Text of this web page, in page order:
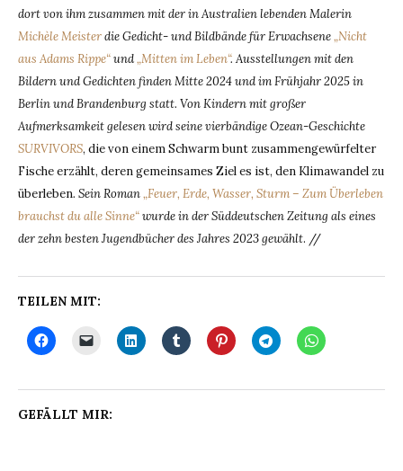
dort von ihm zusammen mit der in Australien lebenden Malerin
Michèle Meisterdie Gedicht- und Bildbände für Erwachsene„Nicht
aus Adams Rippe“und„Mitten im Leben“. Ausstellungen mit den
Bildern und Gedichten finden Mitte 2024 und im Frühjahr 2025 in
Berlin und Brandenburg statt. Von Kindern mit großer
Aufmerksamkeit gelesen wird seine vierbändige Ozean-Geschichte
SURVIVORS, die von einem Schwarm bunt zusammengewürfelter
Fische erzählt, deren gemeinsames Ziel es ist, den Klimawandel zu
überleben. Sein Roman„Feuer, Erde, Wasser, Sturm – Zum Überleben
brauchst du alle Sinne“wurde in der Süddeutschen Zeitung als eines
der zehn besten Jugendbücher des Jahres 2023 gewählt. //
TEILEN MIT:
GEFÄLLT MIR: